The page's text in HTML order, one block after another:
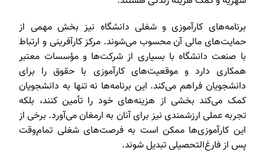
برنامه‌های کارآموزی و شغلی دانشگاه نیز بخش مهمی از
حمایت‌های مالی آن محسوب می‌شوند. مرکز کارآفرینی و ارتباط
با صنعت دانشگاه با بسیاری از شرکت‌ها و مؤسسات معتبر
همکاری دارد و موقعیت‌های کارآموزی با حقوق را برای
دانشجویان فراهم می‌کند. این برنامه‌ها نه تنها به دانشجویان
کمک می‌کند بخشی از هزینه‌های خود را تأمین کنند، بلکه
تجربه عملی ارزشمندی نیز برای آنان به ارمغان می‌آورد. برخی از
این کارآموزی‌ها ممکن است به فرصت‌های شغلی تمام‌وقت
پس از فارغ‌التحصیلی تبدیل شوند.